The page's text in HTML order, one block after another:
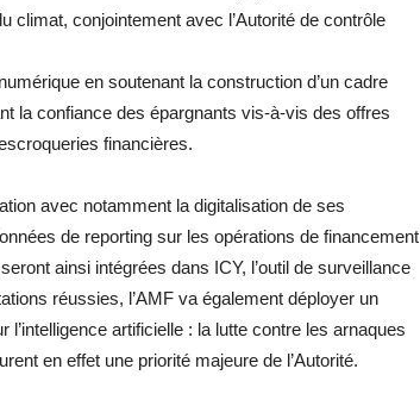
climat, conjointement avec l’Autorité de contrôle
en soutenant la construction d’un cadre
la confiance des épargnants vis-à-vis des offres
financières.
avec notamment la digitalisation de ses
de reporting sur les opérations de financement
ainsi intégrées dans ICY, l’outil de surveillance
réussies, l’AMF va également déployer un
artificielle : la lutte contre les arnaques
en effet une priorité majeure de l’Autorité.